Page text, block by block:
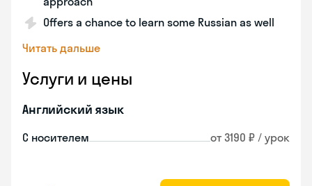
Offers a chance to learn some Russian as well
Читать дальше
Услуги и цены
Английский язык
С носителем от 3190 ₽ / урок